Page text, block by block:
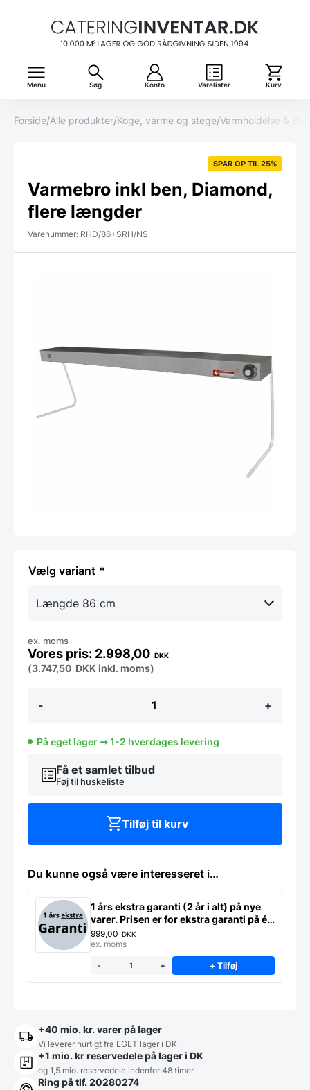
Menu Søg Konto Varelister Kurv
Forside/Alle produkter/Koge, varme og stege/Varmholdelse &
SPAR OP TIL 25%
Varmebro inkl ben, Diamond,
flere længder
Varenummer: RHD/86+SRH/NS
variant
-
inkl
flere
antal
+
2.998,00 DKK
ex. moms
(3.747,50 DKK inkl. moms)
På eget lager ➞ 1-2 hverdages levering
Få et samlet tilbud
Føj til huskeliste
Tilføj til kurv
Du kunne også være interesseret i…
1 års ekstra garanti (2 år i alt) på nye
varer. Prisen er for ekstra garanti på ét
produkt
999,00 DKK
ex. moms
- + + Tilføj
+40 mio. kr. varer på lager
Vi leverer hurtigt fra EGET lager i DK
+1 mio. kr reservedele på lager i DK
og 1,5 mio. reservedele indenfor 48 timer
Ring på tlf. 20280274